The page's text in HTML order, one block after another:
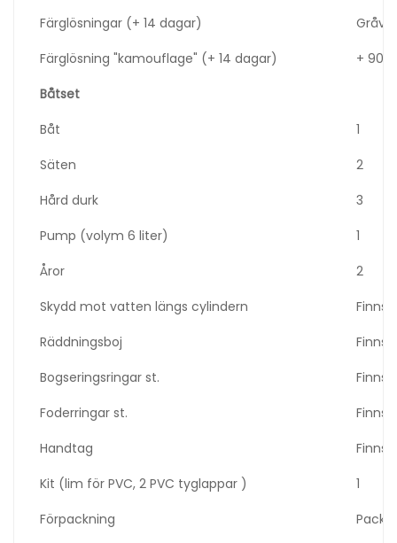
Färglösningar (+ 14 dagar)
Färglösning "kamouflage" (+ 14 dagar)
+ 900
Båtset
Båt
1
Säten
2
Hård durk
3
Pump (volym 6 liter)
1
Åror
2
Skydd mot vatten längs cylindern
Finns
Räddningsboj
Finns
Bogseringsringar st.
Finns
Foderringar st.
Finns
Handtag
Finns
Kit (lim för PVC, 2 PVC tyglappar )
1
Förpackning